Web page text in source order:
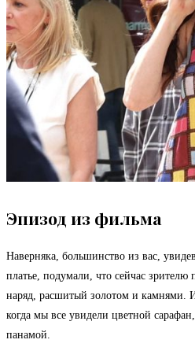
Эпизод из фильма
Наверняка, большинство из вас,
платье, подумали, что сейчас
наряд, расшитый золотом и камнями.
когда мы все увидели цветной
панамой.